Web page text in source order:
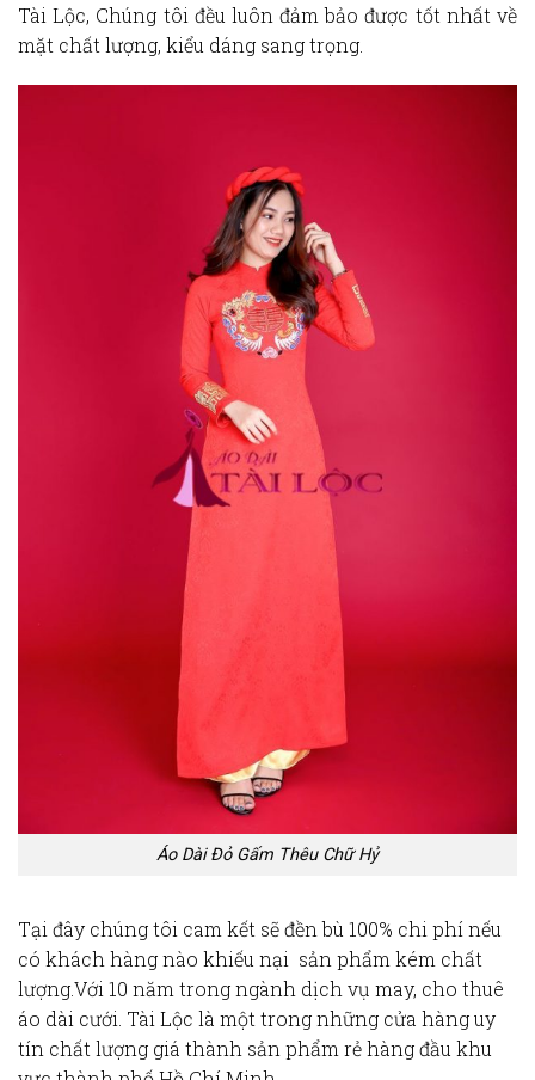
Tài Lộc, Chúng tôi đều luôn đảm bảo được tốt nhất về
mặt chất lượng, kiểu dáng sang trọng.
Áo Dài Đỏ Gấm Thêu Chữ Hỷ
Tại đây chúng tôi cam kết sẽ đền bù 100% chi phí nếu
có khách hàng nào khiếu nại sản phẩm kém chất
lượng.Với 10 năm trong ngành dịch vụ may, cho thuê
áo dài cưới. Tài Lộc là một trong những cửa hàng uy
tín chất lượng giá thành sản phẩm rẻ hàng đầu khu